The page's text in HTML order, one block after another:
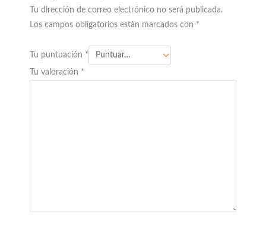
Tu dirección de correo electrónico no será publicada.
Los campos obligatorios están marcados con *
Tu puntuación *
Tu valoración *